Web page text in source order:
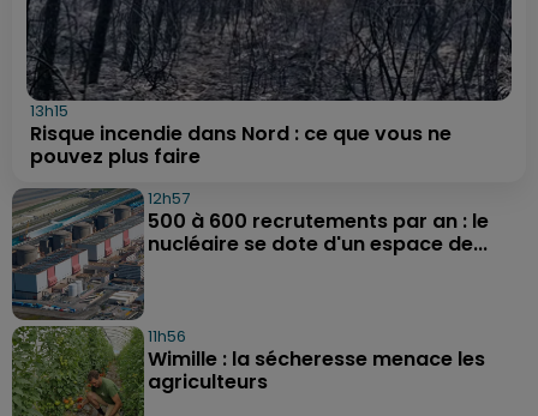
13h15
Risque incendie dans Nord : ce que vous ne
pouvez plus faire
12h57
500 à 600 recrutements par an : le
nucléaire se dote d'un espace de...
11h56
Wimille : la sécheresse menace les
agriculteurs